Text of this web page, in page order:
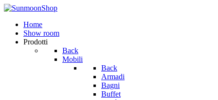
Home
Show room
Prodotti
Back
Mobili
Back
Armadi
Bagni
Buffet